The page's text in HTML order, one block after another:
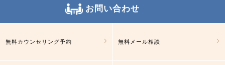
お問い合わせ
無料カウンセリング予約 無料メール相談